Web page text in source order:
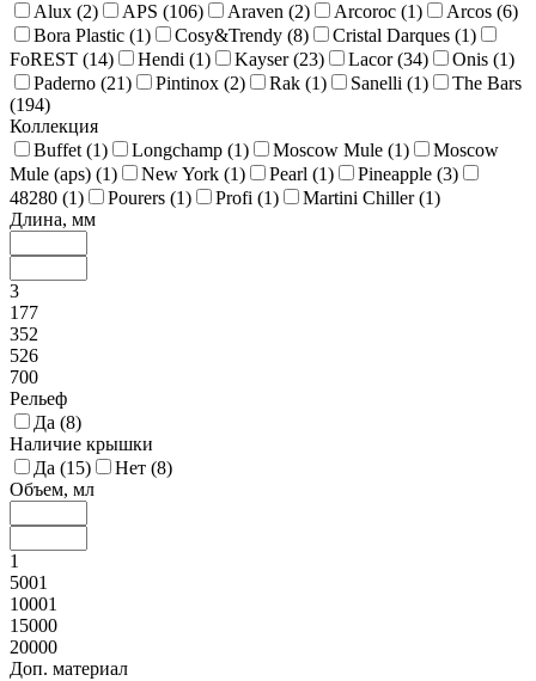
Alux (2) APS (106) Araven (2) Arcoroc (1) Arcos (6)
Bora Plastic (1) Cosy&Trendy (8) Cristal Darques (1)
FoREST (14) Hendi (1) Kayser (23) Lacor (34) Onis (1)
Paderno (21) Pintinox (2) Rak (1) Sanelli (1)
The Bars
(194)
Коллекция
Buffet (1) Longchamp (1) Moscow Mule (1)
Moscow
Mule (aps) (1) New York (1) Pearl (1) Pineapple (3)
48280 (1) Pourers (1) Profi (1) Martini Chiller (1)
Длина, мм
3
177
352
526
700
Рельеф
Да (8)
Наличие крышки
Да (15) Нет (8)
Объем, мл
1
5001
10001
15000
20000
Доп. материал